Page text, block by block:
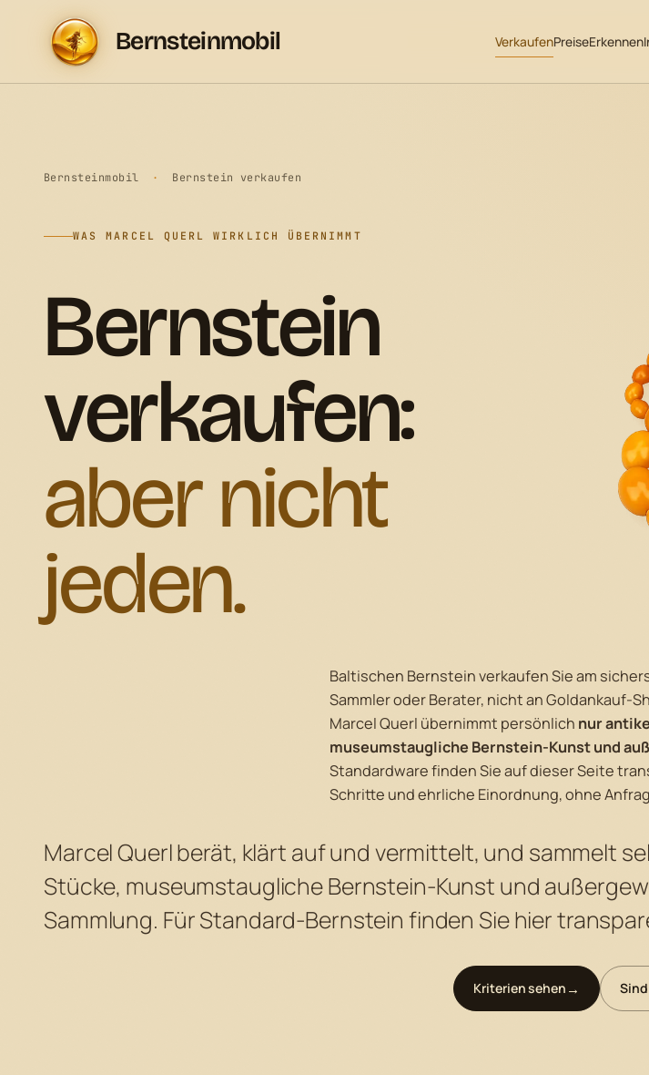
Bernsteinmobil VerkaufenPreiseErkennen
Bernsteinmobil · Bernstein verkaufen
WAS MARCEL QUERL WIRKLICH ÜBERNIMMT
Bernstein
verkaufen:
aber nicht
jeden.
Baltischen Bernstein verkaufen Sie am
Sammler oder Berater, nicht an Goldankauf-
Marcel Querl übernimmt persönlich nur
museumstaugliche Bernstein-Kunst und
Standardware finden Sie auf dieser Seite
Schritte und ehrliche Einordnung, ohne
Marcel Querl berät, klärt auf und vermittelt, und sammelt
Stücke, museumstaugliche Bernstein-Kunst und
Sammlung. Für Standard-Bernstein finden Sie hier
Kriterien sehen